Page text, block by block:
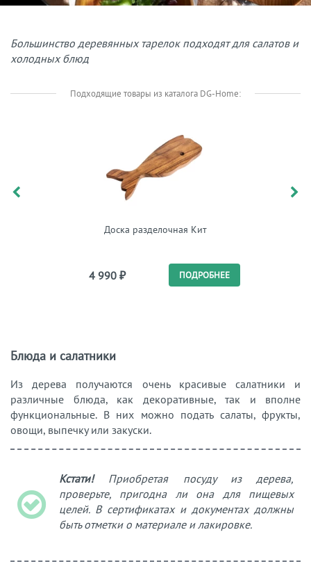
Большинство деревянных тарелок подходят для салатов и
холодных блюд
Подходящие товары из каталога DG-Home:
Доска разделочная Кит
4 990 ₽ ПОДРОБНЕЕ
Блюда и салатники
Из дерева получаются очень красивые салатники и
различные блюда, как декоративные, так и вполне
функциональные. В них можно подать салаты, фрукты,
овощи, выпечку или закуски.
Кстати!Приобретая посуду из дерева,
проверьте, пригодна ли она для пищевых
целей. В сертификатах и документах должны
быть отметки о материале и лакировке.